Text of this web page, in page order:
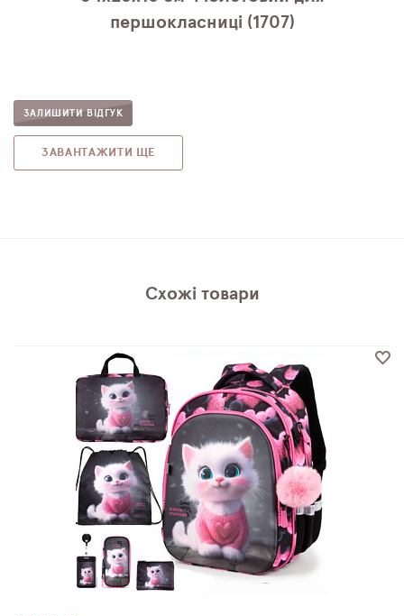
першокласниці (1707)
ЗАЛИШИТИ ВІДГУК
ЗАВАНТАЖИТИ ЩЕ
Схожі товари